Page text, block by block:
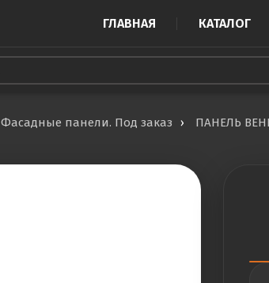
ГЛАВНАЯ КАТАЛОГ
Фасадные панели. Под заказ ПАНЕЛЬ